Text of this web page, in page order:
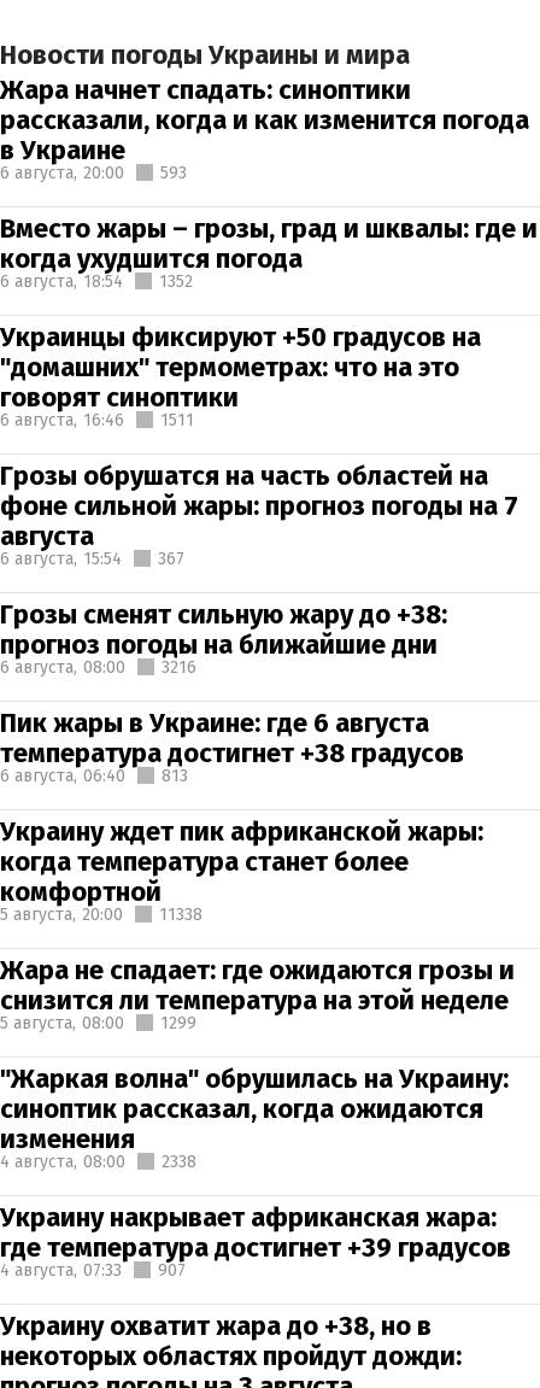
Новости погоды Украины и мира
Жара начнет спадать: синоптики
рассказали, когда и как изменится погода
в Украине
6 августа, 20:00 593
Вместо жары – грозы, град и шквалы: где и
когда ухудшится погода
6 августа, 18:54 1352
Украинцы фиксируют +50 градусов на
"домашних" термометрах: что на это
говорят синоптики
6 августа, 16:46 1511
Грозы обрушатся на часть областей на
фоне сильной жары: прогноз погоды на 7
августа
6 августа, 15:54 367
Грозы сменят сильную жару до +38:
прогноз погоды на ближайшие дни
6 августа, 08:00 3216
Пик жары в Украине: где 6 августа
температура достигнет +38 градусов
6 августа, 06:40 813
Украину ждет пик африканской жары:
когда температура станет более
комфортной
5 августа, 20:00 11338
Жара не спадает: где ожидаются грозы и
снизится ли температура на этой неделе
5 августа, 08:00 1299
"Жаркая волна" обрушилась на Украину:
синоптик рассказал, когда ожидаются
изменения
4 августа, 08:00 2338
Украину накрывает африканская жара:
где температура достигнет +39 градусов
4 августа, 07:33 907
Украину охватит жара до +38, но в
некоторых областях пройдут дожди: